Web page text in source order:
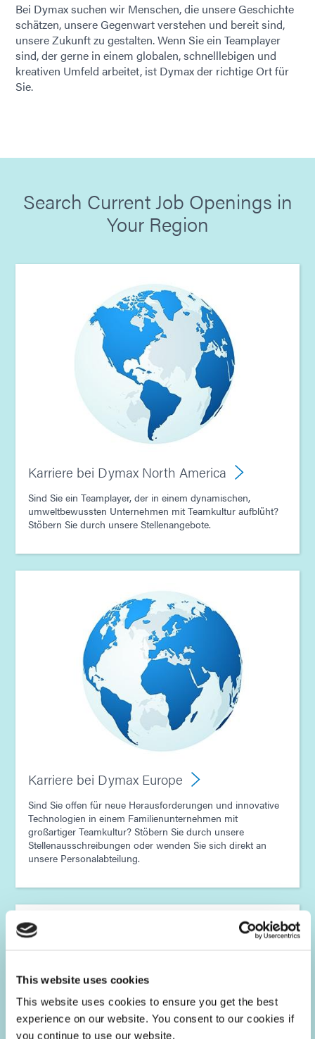
This website uses cookies
This website uses cookies to ensure you get the best
experience on our website. You consent to our cookies if
you continue to use our website.
Bei Dymax suchen wir Menschen, die unsere Geschichte
schätzen, unsere Gegenwart verstehen und bereit sind,
unsere Zukunft zu gestalten. Wenn Sie ein Teamplayer
sind, der gerne in einem globalen, schnelllebigen und
kreativen Umfeld arbeitet, ist Dymax der richtige Ort für
Sie.
Search Current Job Openings in
Your Region
Karriere bei Dymax North America
Sind Sie ein Teamplayer, der in einem dynamischen,
umweltbewussten Unternehmen mit Teamkultur aufblüht?
Stöbern Sie durch unsere Stellenangebote.
Karriere bei Dymax Europe
Sind Sie offen für neue Herausforderungen und innovative
Technologien in einem Familienunternehmen mit
großartiger Teamkultur? Stöbern Sie durch unsere
Stellenausschreibungen oder wenden Sie sich direkt an
unsere Personalabteilung.